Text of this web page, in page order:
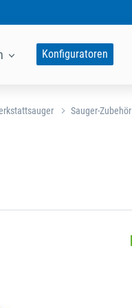
Konfiguratoren
Sauger-Zubehör